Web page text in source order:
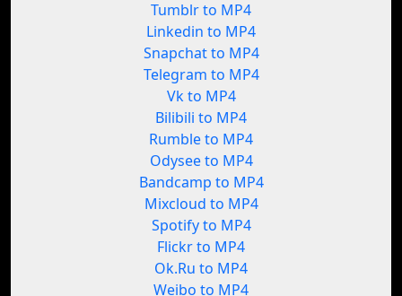
Tumblr to MP4
Linkedin to MP4
Snapchat to MP4
Telegram to MP4
Vk to MP4
Bilibili to MP4
Rumble to MP4
Odysee to MP4
Bandcamp to MP4
Mixcloud to MP4
Spotify to MP4
Flickr to MP4
Ok.Ru to MP4
Weibo to MP4